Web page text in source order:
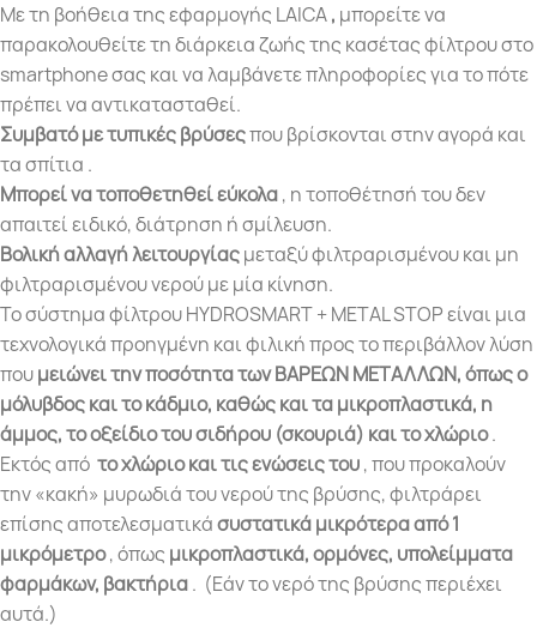
Με τη βοήθεια της εφαρμογής LAICA, μπορείτε να
παρακολουθείτε τη διάρκεια ζωής της κασέτας φίλτρου στο
smartphone σας και να λαμβάνετε πληροφορίες για το πότε
πρέπει να αντικατασταθεί.
Συμβατόμε τυπικές βρύσεςπου βρίσκονται στην αγορά και
τα σπίτια .
Μπορεί να τοποθετηθεί εύκολα, η τοποθέτησή του δεν
απαιτεί ειδικό, διάτρηση ή σμίλευση.
Βολική αλλαγή λειτουργίαςμεταξύ φιλτραρισμένου και μη
φιλτραρισμένου νερού με μία κίνηση.
Το σύστημα φίλτρου HYDROSMART + METAL STOP είναι μια
τεχνολογικά προηγμένη και φιλική προς το περιβάλλον λύση
πουμειώνει την ποσότητα των ΒΑΡΕΩΝ ΜΕΤΑΛΛΩΝ, όπως ο
μόλυβδος και το κάδμιο, καθώςκαι τα μικροπλαστικά, η
άμμος, το οξείδιο του σιδήρου (σκουριά) και το χλώριο.
Εκτός από το χλώριο και τις ενώσεις του, που προκαλούν
την «κακή» μυρωδιά του νερού της βρύσης, φιλτράρει
επίσης αποτελεσματικάσυστατικά μικρότερα από 1
μικρόμετρο, όπως μικροπλαστικά, ορμόνες, υπολείμματα
φαρμάκων, βακτήρια. (Εάν το νερό της βρύσης περιέχει
αυτά.)